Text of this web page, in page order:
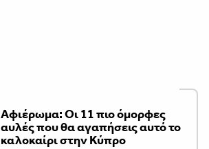
Αφιέρωμα: Οι 11 πιο όμορφες
αυλές που θα αγαπήσεις αυτό το
καλοκαίρι στην Κύπρο